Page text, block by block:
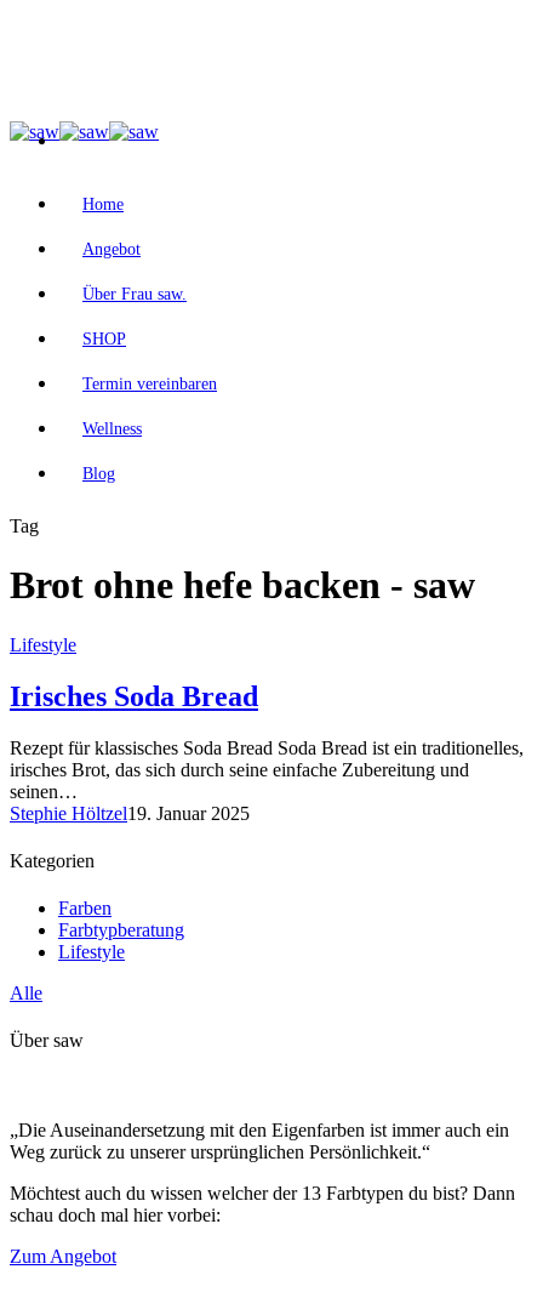
Home
Angebot
Über Frau saw.
SHOP
Termin vereinbaren
Wellness
Blog
Tag
Brot ohne hefe backen - saw
Lifestyle
Irisches Soda Bread
Rezept für klassisches Soda Bread Soda Bread ist ein traditionelles,
irisches Brot, das sich durch seine einfache Zubereitung und
seinen…
Stephie Höltzel19. Januar 2025
Kategorien
Farben
Farbtypberatung
Lifestyle
Alle
Über saw
„Die Auseinandersetzung mit den Eigenfarben ist immer auch ein
Weg zurück zu unserer ursprünglichen Persönlichkeit.“
Möchtest auch du wissen welcher der 13 Farbtypen du bist? Dann
schau doch mal hier vorbei:
Zum Angebot